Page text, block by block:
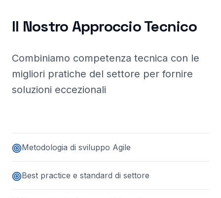
Il Nostro Approccio Tecnico
Combiniamo competenza tecnica con le
migliori pratiche del settore per fornire
soluzioni eccezionali
Metodologia di sviluppo Agile
Best practice e standard di settore